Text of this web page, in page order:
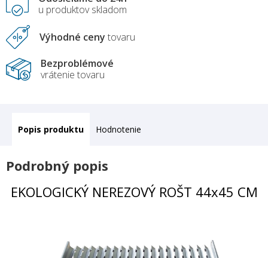
u produktov skladom
Výhodné ceny tovaru
Bezproblémové
vrátenie tovaru
Popis Hodnotenie
Podrobný popis
EKOLOGICKÝ NEREZOVÝ ROŠT 44x45 CM